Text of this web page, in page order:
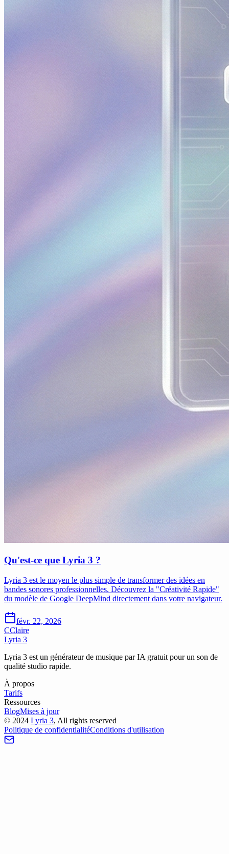
Qu'est-ce que Lyria 3 ?
Lyria 3 est le moyen le plus simple de transformer des idées en
bandes sonores professionnelles. Découvrez la "Créativité Rapide"
du modèle de Google DeepMind directement dans votre navigateur.
févr. 22, 2026
CClaire
Lyria 3
Lyria 3 est un générateur de musique par IA gratuit pour un son de
qualité studio rapide.
À propos
Tarifs
Ressources
BlogMises à jour
© 2024 Lyria 3, All rights reserved
Politique de confidentialitéConditions d'utilisation